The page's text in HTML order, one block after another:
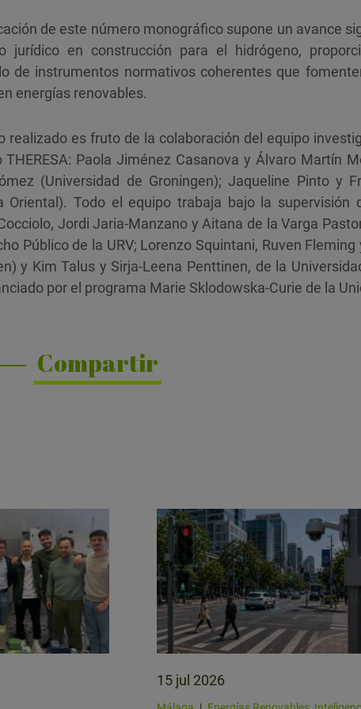
de este número monográfico supone un avance
jurídico en construcción para el hidrógeno,
de instrumentos normativos coherentes que
energías renovables.
realizado es fruto de la colaboración del equipo
THERESA: Paola Jiménez Casanova y Álvaro Martín
(Universidad de Groningen); Jaqueline Pinto y
Oriental). Todo el equipo trabaja bajo la
Jordi Jaria-Manzano y Aitana de la Varga
Público de la URV; Lorenzo Squintani, Ruven
y Kim Talus y Sirja-Leena Penttinen, de la
por el programa Marie Sklodowska-Curie de la
Compartir
15 jul 2026